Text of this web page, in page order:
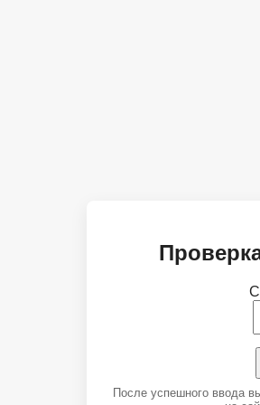
После успешного ввода